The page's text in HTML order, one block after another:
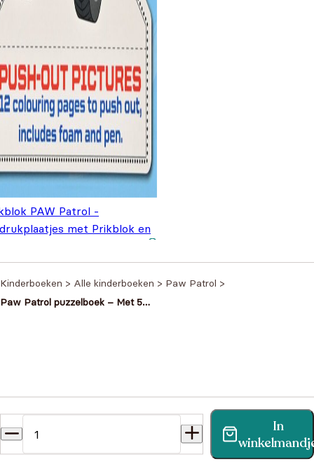
PAW Patrol -
met Prikblok en
Kinderboeken > Alle kinderboeken > Paw Patrol >
Paw Patrol puzzelboek – Met 5
In
Vind binnen no-time antwoord op je vraag op onze
klantenservice pagina.